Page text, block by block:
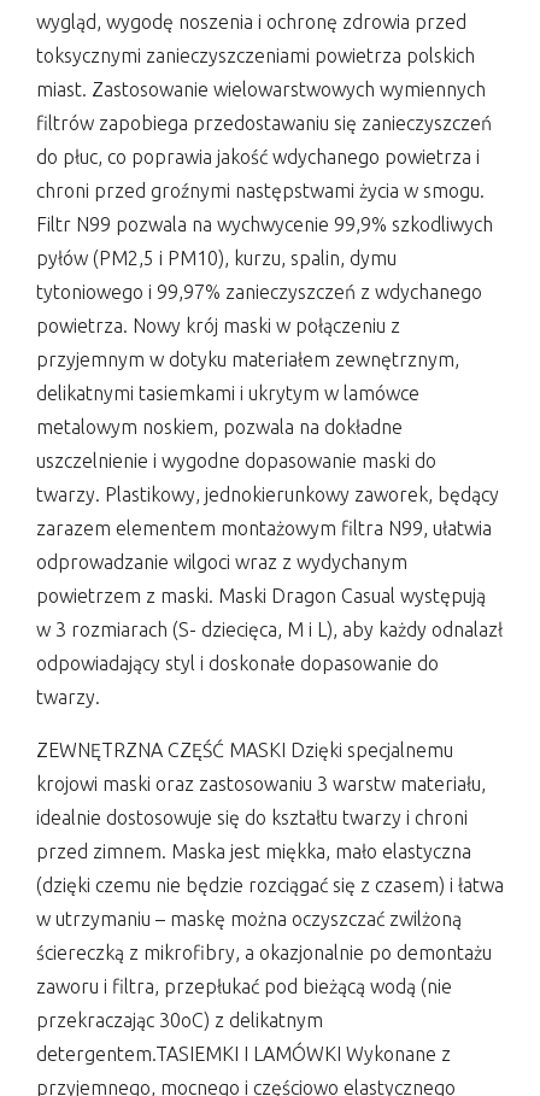
wygląd, wygodę noszenia i ochronę zdrowia przed
toksycznymi zanieczyszczeniami powietrza polskich
miast. Zastosowanie wielowarstwowych wymiennych
filtrów zapobiega przedostawaniu się zanieczyszczeń
do płuc, co poprawia jakość wdychanego powietrza i
chroni przed groźnymi następstwami życia w smogu.
Filtr N99 pozwala na wychwycenie 99,9% szkodliwych
pyłów (PM2,5 i PM10), kurzu, spalin, dymu
tytoniowego i 99,97% zanieczyszczeń z wdychanego
powietrza. Nowy krój maski w połączeniu z
przyjemnym w dotyku materiałem zewnętrznym,
delikatnymi tasiemkami i ukrytym w lamówce
metalowym noskiem, pozwala na dokładne
uszczelnienie i wygodne dopasowanie maski do
twarzy. Plastikowy, jednokierunkowy zaworek, będący
zarazem elementem montażowym filtra N99, ułatwia
odprowadzanie wilgoci wraz z wydychanym
powietrzem z maski. Maski Dragon Casual występują
w 3 rozmiarach (S- dziecięca, M i L), aby każdy odnalazł
odpowiadający styl i doskonałe dopasowanie do
twarzy.
ZEWNĘTRZNA CZĘŚĆ MASKI Dzięki specjalnemu
krojowi maski oraz zastosowaniu 3 warstw materiału,
idealnie dostosowuje się do kształtu twarzy i chroni
przed zimnem. Maska jest miękka, mało elastyczna
(dzięki czemu nie będzie rozciągać się z czasem) i łatwa
w utrzymaniu – maskę można oczyszczać zwilżoną
ściereczką z mikrofibry, a okazjonalnie po demontażu
zaworu i filtra, przepłukać pod bieżącą wodą (nie
przekraczając 30oC) z delikatnym
detergentem.TASIEMKI I LAMÓWKI Wykonane z
przyjemnego, mocnego i częściowo elastycznego